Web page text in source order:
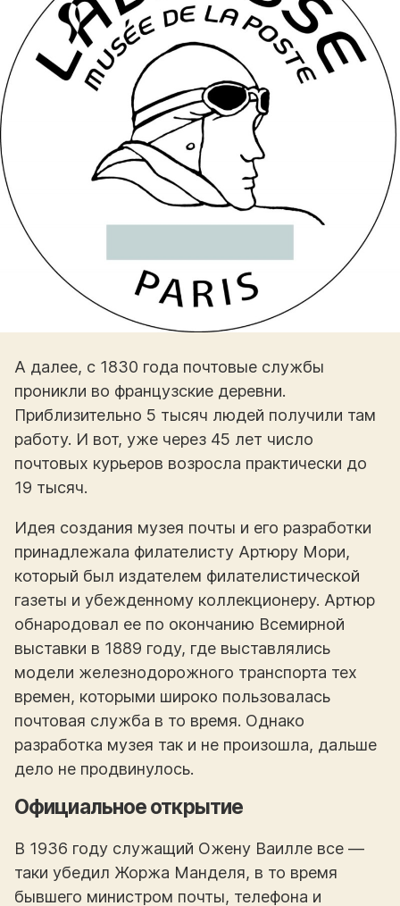
А далее, с 1830 года почтовые службы
проникли во французские деревни.
Приблизительно 5 тысяч людей получили там
работу. И вот, уже через 45 лет число
почтовых курьеров возросла практически до
19 тысяч.
Идея создания музея почты и его разработки
принадлежала филателисту Артюру Мори,
который был издателем филателистической
газеты и убежденному коллекционеру. Артюр
обнародовал ее по окончанию Всемирной
выставки в 1889 году, где выставлялись
модели железнодорожного транспорта тех
времен, которыми широко пользовалась
почтовая служба в то время. Однако
разработка музея так и не произошла, дальше
дело не продвинулось.
Официальное открытие
В 1936 году служащий Ожену Ваилле все —
таки убедил Жоржа Манделя, в то время
бывшего министром почты, телефона и